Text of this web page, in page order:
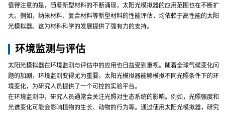
值得注意的是，随着新型材料的不断涌现，太阳光模拟器的应用范围也在不断扩
大。例如，纳米材料、复合材料等新型材料的性能评估，均依赖于高性能的太阳
光模拟器。这为材料科学的发展提供了强有力的支持。
环境监测与评估
太阳光模拟器在环境监测与评估中的应用也日益受到重视。随着全球气候变化问
题的加剧，环境监测变得尤为重要。太阳光模拟器能够模拟不同光照条件下的环
境变化，为研究人员提供了一个可控的实验平台。
在环境监测中，研究人员通常会关注光照对生态系统的影响。例如，光照强度和
光谱变化可能会影响植物的生长、动物的行为等。通过使用太阳光模拟器，研究